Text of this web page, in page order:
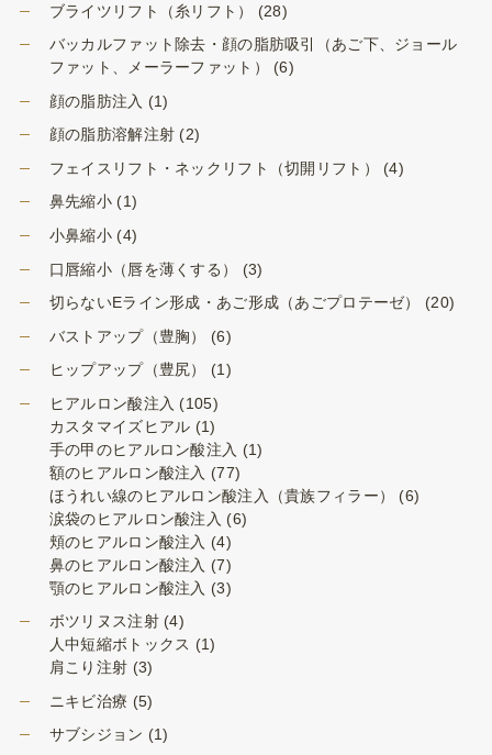
ブライツリフト（糸リフト）
(28)
バッカルファット除去・顔の脂肪吸引（あご下、ジョール
ファット、メーラーファット）
(6)
顔の脂肪注入 (1)
顔の脂肪溶解注射 (2)
フェイスリフト・ネックリフト（切開リフト）
(4)
鼻先縮小(1)
小鼻縮小(4)
口唇縮小（唇を薄くする）
(3)
切らないEライン形成・あご形成（あごプロテーゼ）
(20)
バストアップ（豊胸）
(6)
ヒップアップ（豊尻）
(1)
ヒアルロン酸注入 (105)
カスタマイズヒアル (1)
手の甲のヒアルロン酸注入 (1)
額のヒアルロン酸注入 (77)
ほうれい線のヒアルロン酸注入（貴族フィラー）
(6)
涙袋のヒアルロン酸注入 (6)
頬のヒアルロン酸注入 (4)
鼻のヒアルロン酸注入 (7)
顎のヒアルロン酸注入 (3)
ボツリヌス注射(4)
人中短縮ボトックス (1)
肩こり注射 (3)
ニキビ治療 (5)
サブシジョン (1)